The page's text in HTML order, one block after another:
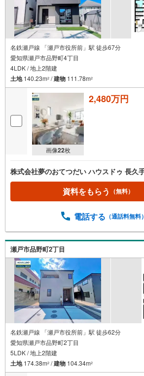
■名鉄バス「新明町」停 徒歩3分（約240m）
→名鉄瀬戸線「尾張瀬戸」駅までバス乗車16分
■にじの丘小学校:徒歩24分（約1850m）
■にじの丘中学校:徒歩24分（約1850m）
＜自己資金0円でも大丈夫！＞
*水曜日も営業しております！
*今から見たい！聞きたい！にスピード対応！
*自己資金なしでも購入出来ます！
*自営業の方・買い替えの方など資金計画でご不安
弊社HPにて物件のルームツアーMOVIEを公開中!!
写真だけでは伝わらない物件の魅力をたっぷりご
さらに店内には豊富な物件資料や発売予定物件等
名鉄瀬戸線 「瀬戸市役所前」駅 徒歩67分
愛知県瀬戸市品野町4丁目
4LDK / 地上2階建
土地140.23m2 /建物 111.78m2
画像22枚
2,480万円
株式会社夢のおてつだい ハウスドゥ 長久
資料をもらう （無料）
電話する （通話料無料）
瀬戸市品野町2丁目
名鉄瀬戸線 「瀬戸市役所前」駅 徒歩62分
愛知県瀬戸市品野町2丁目
5LDK / 地上2階建
土地174.38m2 /建物 104.34m2